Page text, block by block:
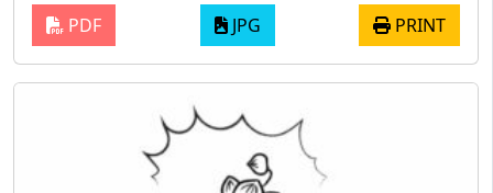
PDF JPG PRINT